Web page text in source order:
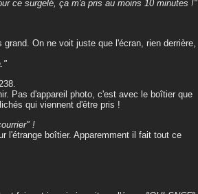
ce surgelé, ça m'a pris au moins 10 minutes !"
On ne voit juste que l'écran, rien derrière,
Pas d'appareil photo, c'est avec le boîtier que
qui viennent d'être pris !
!
l'étrange boîtier. Apparemment il fait tout ce